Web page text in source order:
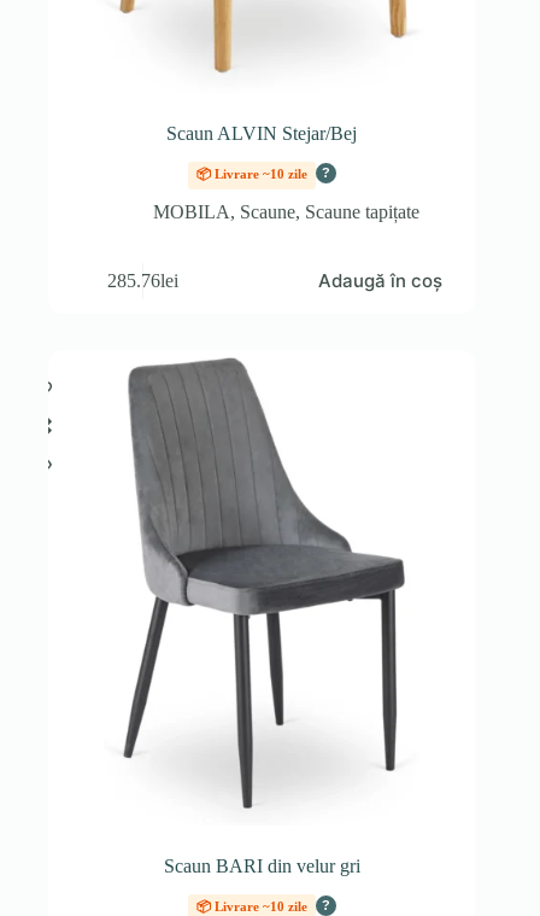
Scaun ALVIN Stejar/Bej
📦 Livrare ~10 zile ?
MOBILA, Scaune, Scaune tapițate
285.76lei Adaugă în coș
Scaun BARI din velur gri
📦 Livrare ~10 zile ?